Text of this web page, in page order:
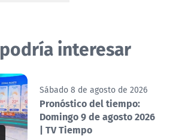
interesar
Sábado 8 de agosto de 2026
Pronóstico del tiempo:
Domingo 9 de agosto 2026
| TV Tiempo